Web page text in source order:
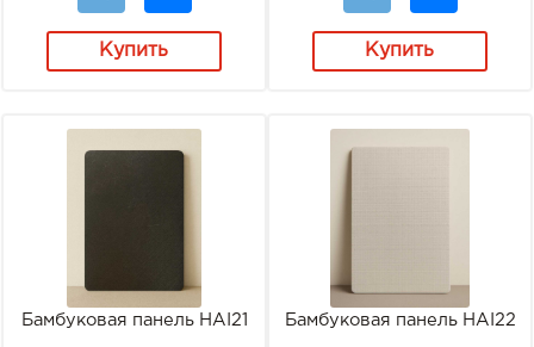
Купить Купить
Бамбуковая панель HAI21 Бамбуковая панель HAI22